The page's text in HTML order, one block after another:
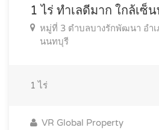
1 ไร่ ทำเลดีมาก ใกล้เซ็
หมู่ที่ 3 ตำบลบางรักพัฒนา อำเ
นนทบุรี
1 ไร่
VR Global Property